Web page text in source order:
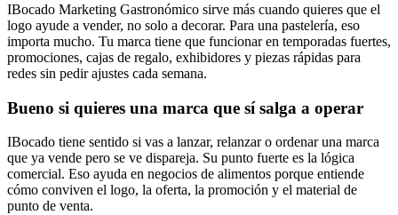
IBocado Marketing Gastronómico sirve más cuando quieres que el
logo ayude a vender, no solo a decorar. Para una pastelería, eso
importa mucho. Tu marca tiene que funcionar en temporadas fuertes,
promociones, cajas de regalo, exhibidores y piezas rápidas para
redes sin pedir ajustes cada semana.
Bueno si quieres una marca que sí salga a operar
IBocado tiene sentido si vas a lanzar, relanzar o ordenar una marca
que ya vende pero se ve dispareja. Su punto fuerte es la lógica
comercial. Eso ayuda en negocios de alimentos porque entiende
cómo conviven el logo, la oferta, la promoción y el material de
punto de venta.